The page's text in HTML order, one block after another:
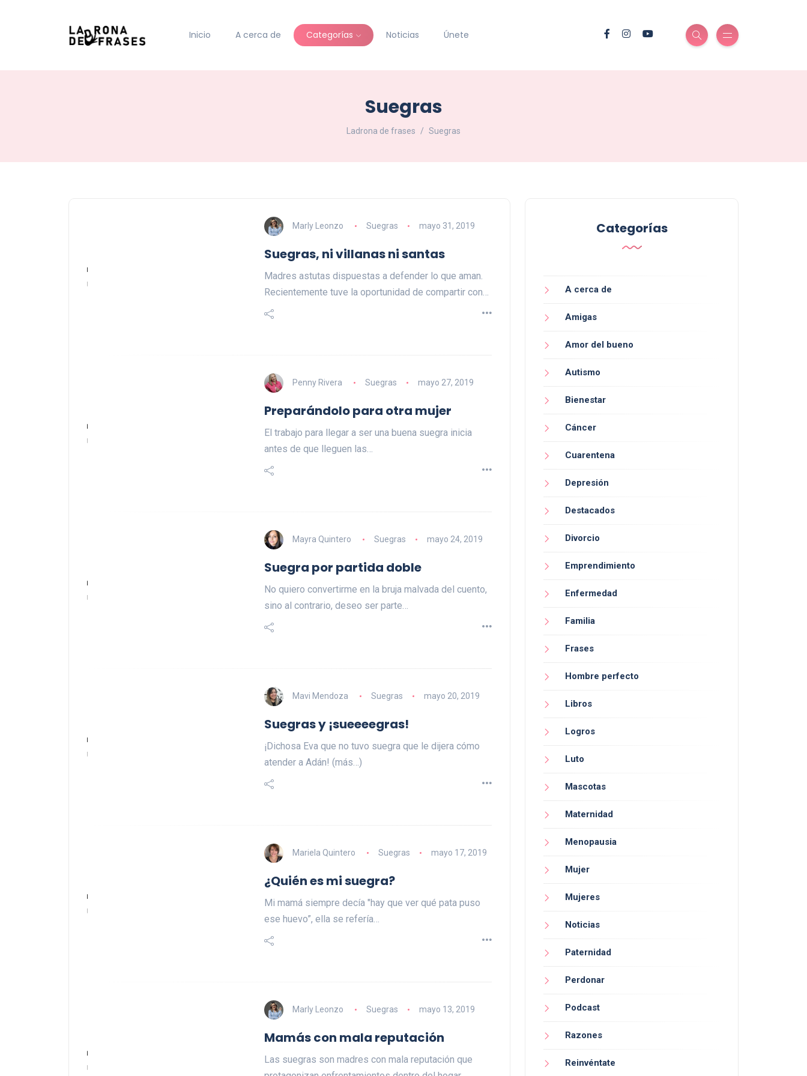
Inicio A cerca de Categorías Noticias Únete
Suegras
Ladrona de frases Suegras
Marly Leonzo Suegras mayo 31, 2019
Suegras, ni villanas ni santas
Madres astutas dispuestas a defender lo que aman.
Recientemente tuve la oportunidad de compartir con…
Penny Rivera Suegras mayo 27, 2019
Preparándolo para otra mujer
El trabajo para llegar a ser una buena suegra inicia
antes de que lleguen las…
Mayra Quintero Suegras mayo 24, 2019
Suegra por partida doble
No quiero convertirme en la bruja malvada del cuento,
sino al contrario, deseo ser parte…
Mavi Mendoza Suegras mayo 20, 2019
Suegras y ¡sueeeegras!
¡Dichosa Eva que no tuvo suegra que le dijera cómo
atender a Adán! (más…)
Mariela Quintero Suegras mayo 17, 2019
¿Quién es mi suegra?
Mi mamá siempre decía "hay que ver qué pata puso
ese huevo”, ella se refería…
Marly Leonzo Suegras mayo 13, 2019
Mamás con mala reputación
Las suegras son madres con mala reputación que
Categorías
A cerca de
Amigas
Amor del bueno
Autismo
Bienestar
Cáncer
Cuarentena
Depresión
Destacados
Divorcio
Emprendimiento
Enfermedad
Familia
Frases
Hombre perfecto
Libros
Logros
Luto
Mascotas
Maternidad
Menopausia
Mujer
Mujeres
Noticias
Paternidad
Perdonar
Podcast
Razones
Reinvéntate